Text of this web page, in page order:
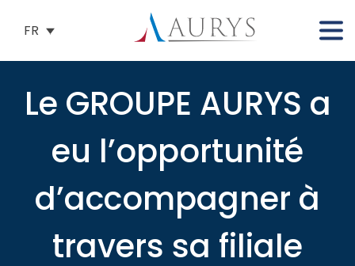
FR
Le GROUPE AURYS a
eu l’opportunité
d’accompagner à
travers sa filiale